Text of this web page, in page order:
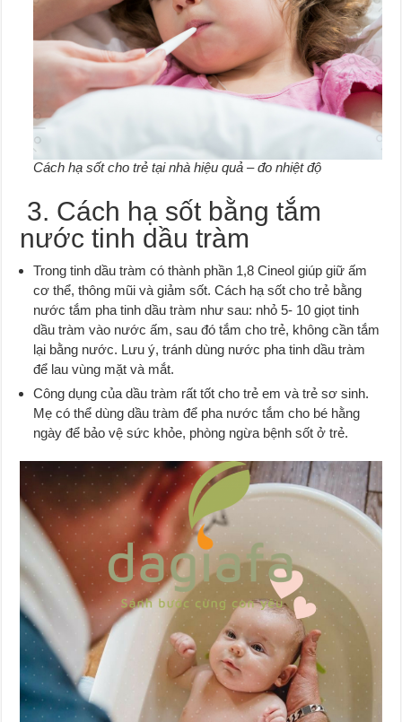
Cách hạ sốt cho trẻ tại nhà hiệu quả – đo nhiệt độ
3. Cách hạ sốt bằng tắm
nước tinh dầu tràm
Trong tinh dầu tràm có thành phần 1,8 Cineol giúp giữ ấm
cơ thể, thông mũi và giảm sốt. Cách hạ sốt cho trẻ bằng
nước tắm pha tinh dầu tràm như sau: nhỏ 5- 10 giọt tinh
dầu tràm vào nước ấm, sau đó tắm cho trẻ, không cần tắm
lại bằng nước. Lưu ý, tránh dùng nước pha tinh dầu tràm
để lau vùng mặt và mắt.
Công dụng của dầu tràm rất tốt cho trẻ em và trẻ sơ sinh.
Mẹ có thể dùng dầu tràm để pha nước tắm cho bé hằng
ngày để bảo vệ sức khỏe, phòng ngừa bệnh sốt ở trẻ.